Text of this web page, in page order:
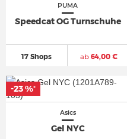
PUMA
Speedcat OG Turnschuhe
17 Shops ab64,00 €
Asics
Gel NYC
-23 %*